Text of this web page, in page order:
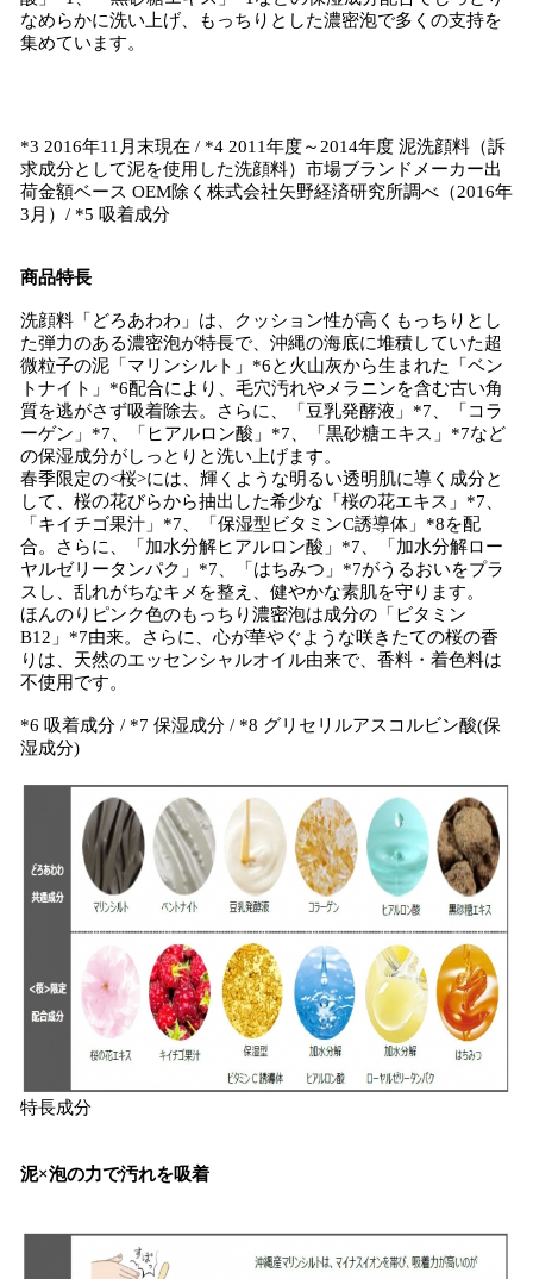
なめらかに洗い上げ、もっちりとした濃密泡で多くの支持を
集めています。
*3 2016年11月末現在 / *4 2011年度～2014年度 泥洗顔料（訴
求成分として泥を使用した洗顔料）市場ブランドメーカー出
荷金額ベース OEM除く株式会社矢野経済研究所調べ（2016年
3月）/ *5 吸着成分
商品特長
洗顔料「どろあわわ」は、クッション性が高くもっちりとし
た弾力のある濃密泡が特長で、沖縄の海底に堆積していた超
微粒子の泥「マリンシルト」*6と火山灰から生まれた「ベン
トナイト」*6配合により、毛穴汚れやメラニンを含む古い角
質を逃がさず吸着除去。さらに、「豆乳発酵液」*7、「コラ
ーゲン」*7、「ヒアルロン酸」*7、「黒砂糖エキス」*7など
の保湿成分がしっとりと洗い上げます。
春季限定の<桜>には、輝くような明るい透明肌に導く成分と
して、桜の花びらから抽出した希少な「桜の花エキス」*7、
「キイチゴ果汁」*7、「保湿型ビタミンC誘導体」*8を配
合。さらに、「加水分解ヒアルロン酸」*7、「加水分解ロー
ヤルゼリータンパク」*7、「はちみつ」*7がうるおいをプラ
スし、乱れがちなキメを整え、健やかな素肌を守ります。
ほんのりピンク色のもっちり濃密泡は成分の「ビタミン
B12」*7由来。さらに、心が華やぐような咲きたての桜の香
りは、天然のエッセンシャルオイル由来で、香料・着色料は
不使用です。
*6 吸着成分 / *7 保湿成分 / *8 グリセリルアスコルビン酸(保
湿成分)
特長成分
泥×泡の力で汚れを吸着